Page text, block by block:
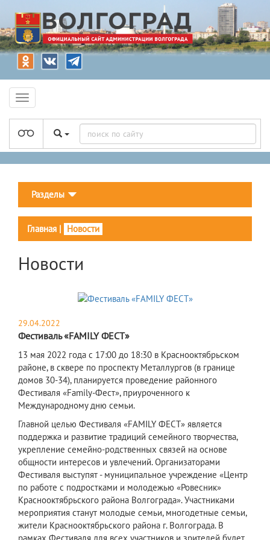
Разделы
Главная | Новости
Новости
29.04.2022
Фестиваль «FAMILY ФЕСТ»
13 мая 2022 года с 17:00 до 18:30 в Краснооктябрьском
районе, в сквере по проспекту Металлургов (в границе
домов 30-34), планируется проведение районного
Фестиваля «Family-Фест», приуроченного к
Международному дню семьи.
Главной целью Фестиваля «FAMILY ФЕСТ» является
поддержка и развитие традиций семейного творчества,
укрепление семейно-родственных связей на основе
общности интересов и увлечений. Организаторами
Фестиваля выступят - муниципальное учреждение «Центр
по работе с подростками и молодежью «Ровесник»
Краснооктябрьского района Волгограда». Участниками
мероприятия станут молодые семьи, многодетные семьи,
жители Краснооктябрьского района г. Волгограда. В